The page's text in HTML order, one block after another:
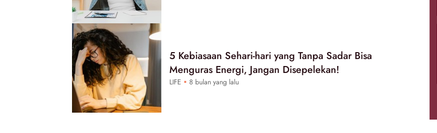
5 Kebiasaan Sehari-hari yang Tanpa Sadar Bisa
Menguras Energi, Jangan Disepelekan!
LIFE 8 bulan yang lalu